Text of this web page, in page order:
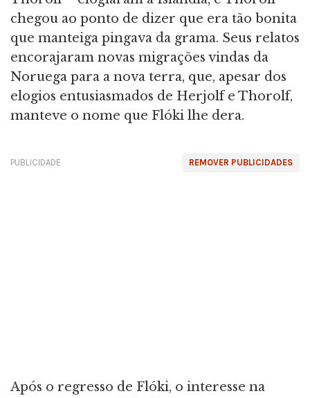
chegou ao ponto de dizer que era tão bonita
que manteiga pingava da grama. Seus relatos
encorajaram novas migrações vindas da
Noruega para a nova terra, que, apesar dos
elogios entusiasmados de Herjolf e Thorolf,
manteve o nome que Flóki lhe dera.
REMOVER PUBLICIDADES
PUBLICIDADE
Após o regresso de Flóki, o interesse na